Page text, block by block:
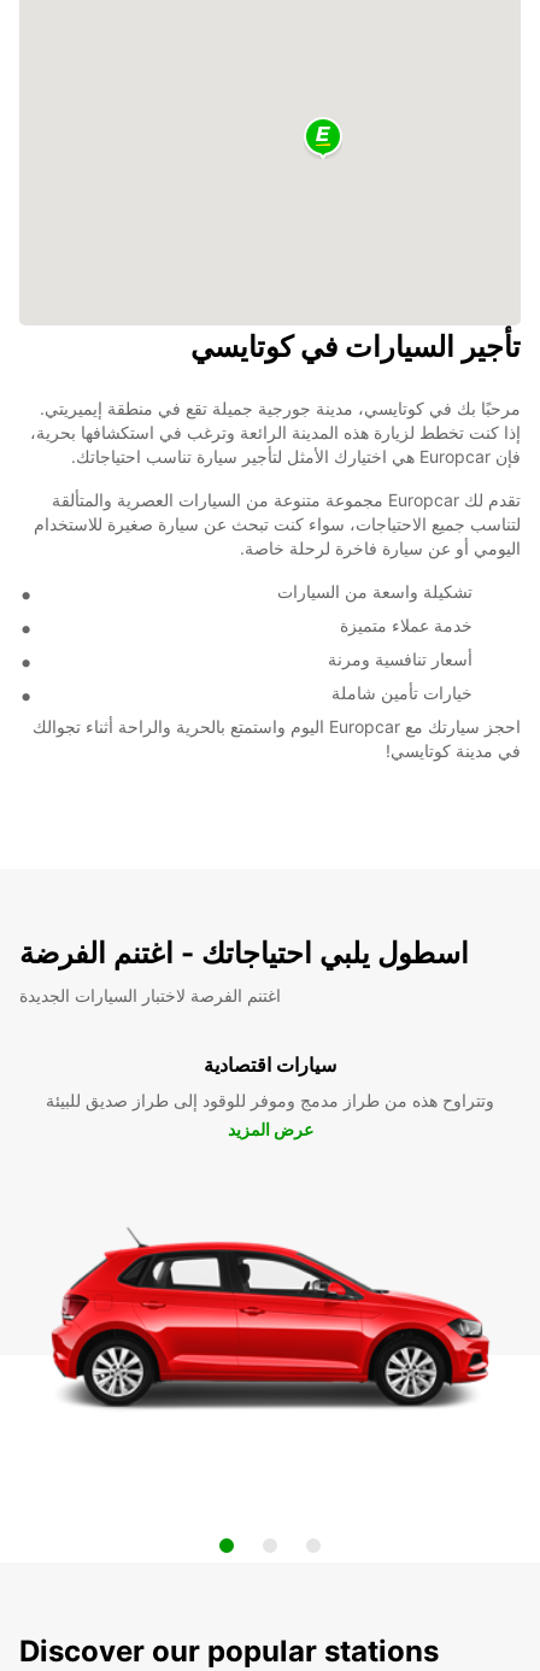
تأجير السيارات في كوتايسي
مرحبًا بك في كوتايسي، مدينة جورجية جميلة تقع في منطقة إيميريتي.
إذا كنت تخطط لزيارة هذه المدينة الرائعة وترغب في استكشافها بحرية،
فإن Europcar هي اختيارك الأمثل لتأجير سيارة تناسب احتياجاتك.
تقدم لك Europcar مجموعة متنوعة من السيارات العصرية والمتألقة
لتناسب جميع الاحتياجات، سواء كنت تبحث عن سيارة صغيرة للاستخدام
اليومي أو عن سيارة فاخرة لرحلة خاصة.
تشكيلة واسعة من السيارات
خدمة عملاء متميزة
أسعار تنافسية ومرنة
خيارات تأمين شاملة
احجز سيارتك مع Europcar اليوم واستمتع بالحرية والراحة أثناء تجوالك
في مدينة كوتايسي!
اسطول يلبي احتياجاتك - اغتنم الفرضة
اغتنم الفرصة لاختبار السيارات الجديدة
سيارات اقتصادية
وتتراوح هذه من طراز مدمج وموفر للوقود إلى طراز صديق للبيئة
عرض المزيد
Discover our popular stations